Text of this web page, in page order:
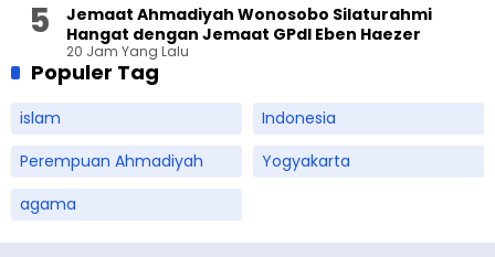
Jemaat Ahmadiyah Wonosobo Silaturahmi
Hangat dengan Jemaat GPdI Eben Haezer
20 Jam Yang Lalu
Populer Tag
islam
Indonesia
Perempuan Ahmadiyah
Yogyakarta
agama